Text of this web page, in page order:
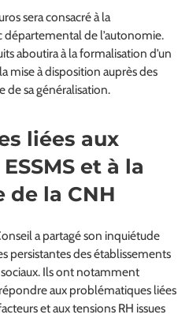
sera consacré à la
de l’autonomie.
aboutira à la formalisation d’un
mise à disposition auprès des
de sa généralisation.
liées aux
et à la
la CNH
a partagé son inquiétude
persistantes des établissements
Ils ont notamment
aux problématiques liées
et aux tensions RH issues